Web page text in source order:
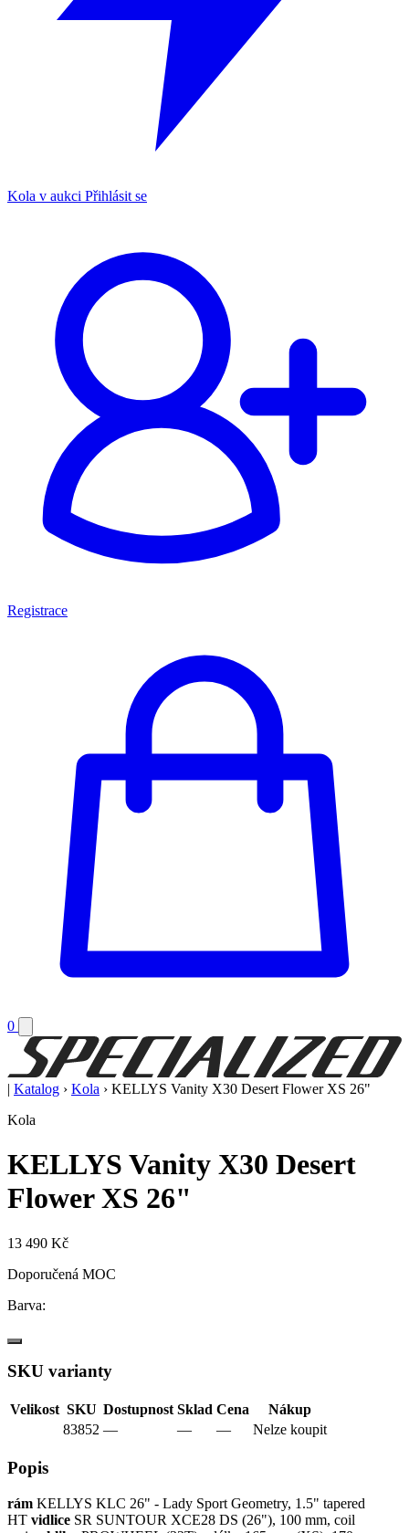
Kola v aukci Přihlásit se
Registrace
0
| Katalog › Kola › KELLYS Vanity X30 Desert Flower XS 26"
Kola
KELLYS Vanity X30 Desert
Flower XS 26"
13 490 Kč
Doporučená MOC
Barva:
SKU varianty
Velikost SKU Dostupnost Sklad Cena
Nákup
83852 — — — Nelze koupit
Popis
rám KELLYS KLC 26" - Lady Sport Geometry, 1.5" tapered
HT vidlice SR SUNTOUR XCE28 DS (26"), 100 mm, coil